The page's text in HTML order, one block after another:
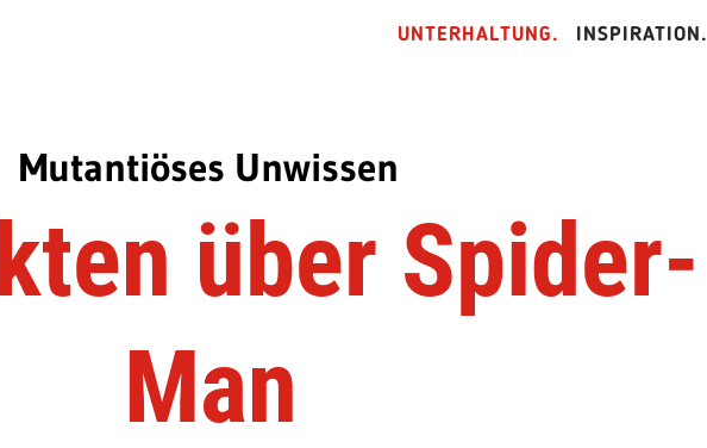
UNTERHALTUNG. INSPIRATION.
Mutantiöses Unwissen
über Spider-
Man